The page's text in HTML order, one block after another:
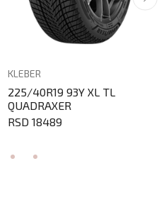
KLEBER
225/40R19 93Y XL TL
QUADRAXER
RSD 18489